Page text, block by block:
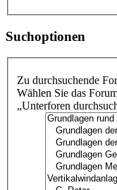
Suchoptionen
Zu durchsuchende
Wählen Sie das
„Unterforen